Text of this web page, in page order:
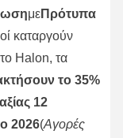
μεΠρότυπα
καταργούν
Halon, τα
το 35%
12
2026(Αγορές